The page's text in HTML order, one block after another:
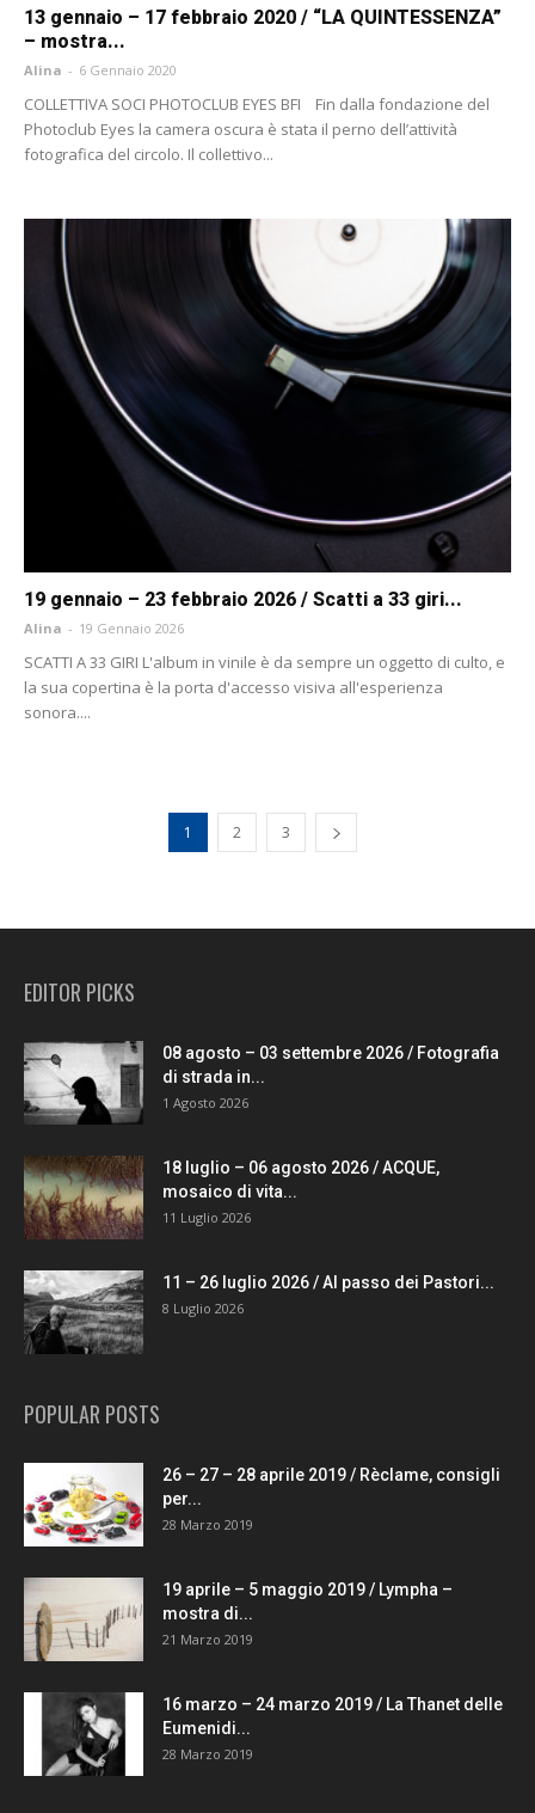
13 gennaio – 17 febbraio 2020 / “LA QUINTESSENZA”
– mostra...
Alina - 6 Gennaio 2020
COLLETTIVA SOCI PHOTOCLUB EYES BFI Fin dalla fondazione del
Photoclub Eyes la camera oscura è stata il perno dell’attività
fotografica del circolo. Il collettivo...
19 gennaio – 23 febbraio 2026 / Scatti a 33 giri...
Alina - 19 Gennaio 2026
SCATTI A 33 GIRI L'album in vinile è da sempre un oggetto di culto, e
la sua copertina è la porta d'accesso visiva all'esperienza
sonora....
1 2 3
EDITOR PICKS
08 agosto – 03 settembre 2026 / Fotografia
di strada in...
1 Agosto 2026
18 luglio – 06 agosto 2026 / ACQUE,
mosaico di vita...
11 Luglio 2026
11 – 26 luglio 2026 / Al passo dei Pastori...
8 Luglio 2026
POPULAR POSTS
26 – 27 – 28 aprile 2019 / Rèclame, consigli
per...
28 Marzo 2019
19 aprile – 5 maggio 2019 / Lympha –
mostra di...
21 Marzo 2019
16 marzo – 24 marzo 2019 / La Thanet delle
Eumenidi...
28 Marzo 2019